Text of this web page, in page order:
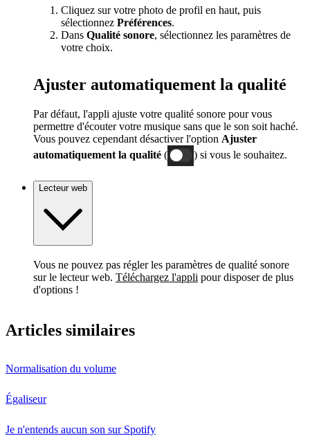
Cliquez sur votre photo de profil en haut, puis
sélectionnez Préférences.
Dans Qualité sonore, sélectionnez les paramètres de
votre choix.
Ajuster automatiquement la qualité
Par défaut, l'appli ajuste votre qualité sonore pour vous
permettre d'écouter votre musique sans que le son soit haché.
Vous pouvez cependant désactiver l'option Ajuster
automatiquement la qualité ( ) si vous le souhaitez.
Lecteur web
Vous ne pouvez pas régler les paramètres de qualité sonore
sur le lecteur web. Téléchargez l'appli pour disposer de plus
d'options !
Articles similaires
Normalisation du volume
Égaliseur
Je n'entends aucun son sur Spotify